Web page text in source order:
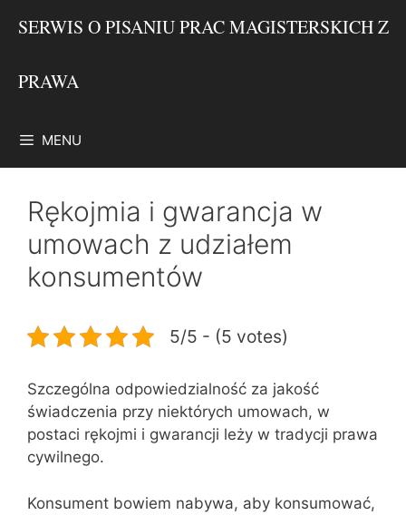
SERWIS O PISANIU PRAC MAGISTERSKICH Z
PRAWA
MENU
Rękojmia i gwarancja w
umowach z udziałem
konsumentów
5/5 - (5 votes)
Szczególna odpowiedzialność za jakość
świadczenia przy niektórych umowach, w
postaci rękojmi i gwarancji leży w tradycji prawa
cywilnego.
Konsument bowiem nabywa, aby konsumować,